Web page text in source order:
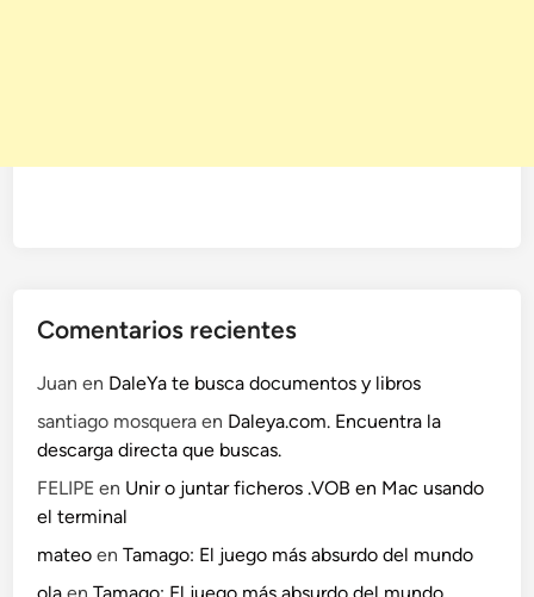
Comentarios recientes
Juan en DaleYa te busca documentos y libros
santiago mosquera en Daleya.com. Encuentra la
descarga directa que buscas.
FELIPE en Unir o juntar ficheros .VOB en Mac usando
el terminal
mateo enTamago: El juego más absurdo del mundo